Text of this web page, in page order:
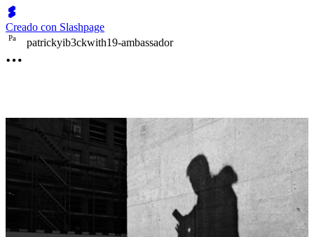
Creado con Slashpage
Pa patrickyib3ckwith19-ambassador